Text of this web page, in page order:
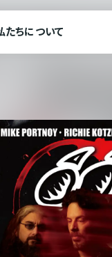
たちについて